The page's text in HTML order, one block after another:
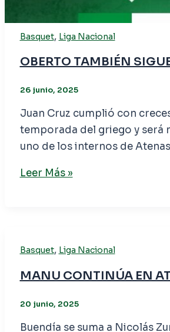
Basquet, Liga Nacional
OBERTO TAMBIÉN
26 junio, 2025
Juan Cruz cumplió con
temporada del griego y será
uno de los internos de Atenas
Leer Más »
Basquet, Liga Nacional
MANU CONTINÚA EN
20 junio, 2025
Buendía se suma a Nicolás